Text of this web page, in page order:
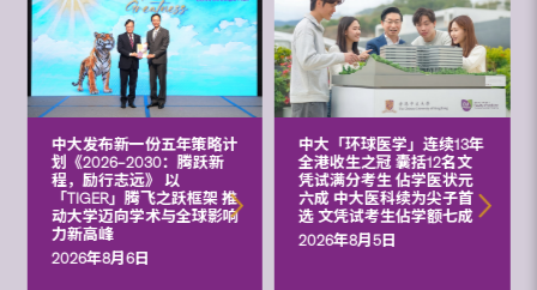
中大发布新一份五年策略计
划《2026‒2030：腾跃新
程，励行志远》 以
「TIGER」腾飞之跃框架 推
动大学迈向学术与全球影响
力新高峰
2026年8月6日
中大「环球医学」连续13年
全港收生之冠 囊括12名文
凭试满分考生 佔学医状元
六成 中大医科续为尖子首
选 文凭试考生佔学额七成
2026年8月5日